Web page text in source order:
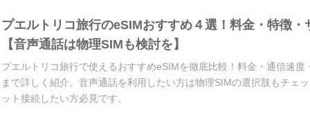
プエルトリコ旅行のeSIMおすすめ４選！料金・特徴・
【音声通話は物理SIMも検討を】
プエルトリコ旅行で使えるおすすめeSIMを徹底比較！料金・通信速度
まで詳しく紹介。音声通話を利用したい方は物理SIMの選択肢もチェ
ット接続したい方必見です。